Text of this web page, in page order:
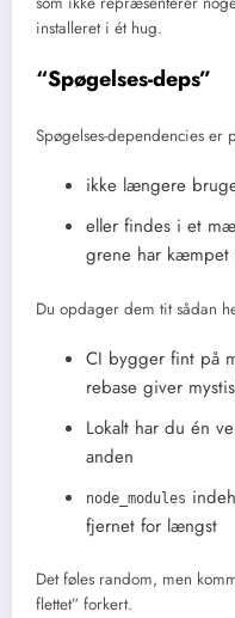
installeret i ét hug.
“Spøgelses-deps”
Spøgelses-dependencies er
ikke længere
eller findes i et
grene har kæmpet
Du opdager dem tit sådan
CI bygger fint på
rebase giver
Lokalt har du én
anden
node_modules
fjernet for længst
Det føles random, men
flettet” forkert.